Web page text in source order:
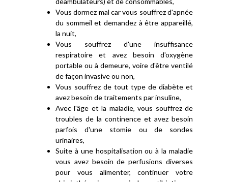
Vous dormez mal car vous souffrez d'apnée
du sommeil et demandez à être appareillé,
la nuit,
Vous souffrez d'une insuffisance
respiratoire et avez besoin d'oxygène
portable ou à demeure, voire d'être ventilé
de façon invasive ou non,
Vous souffrez de tout type de diabète et
avez besoin de traitements par insuline,
Avec l'âge et la maladie, vous souffrez de
troubles de la continence et avez besoin
parfois d'une stomie ou de sondes
urinaires,
Suite à une hospitalisation ou à la maladie
vous avez besoin de perfusions diverses
pour vous alimenter, continuer votre